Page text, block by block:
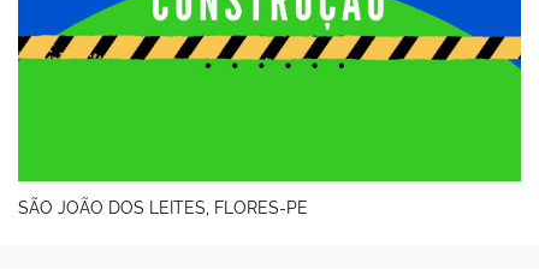
SÃO JOÃO DOS LEITES, FLORES-PE